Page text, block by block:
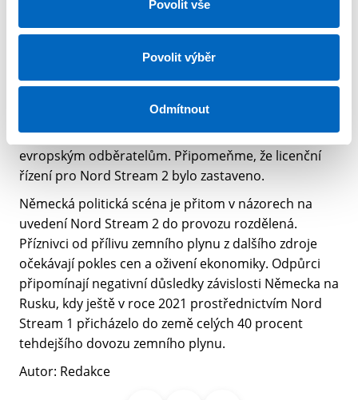
Povolit vše
Povolit výběr
Odmítnout
podnikatelskými subjekty by ruskému zemnímu
plynu znovuotevřelo cestu do Evropy. Procesu by
ovšem muselo předcházet zrušení amerických sankcí
zemního plynu, ochotu EU k nákupům a v neposlední
řadě také povolení německých úřadů jeho distribuce
evropským odběratelům. Připomeňme, že licenční
řízení pro Nord Stream 2 bylo zastaveno.
Německá politická scéna je přitom v názorech na
uvedení Nord Stream 2 do provozu rozdělená.
Příznivci od přílivu zemního plynu z dalšího zdroje
očekávají pokles cen a oživení ekonomiky. Odpůrci
připomínají negativní důsledky závislosti Německa na
Rusku, kdy ještě v roce 2021 prostřednictvím Nord
Stream 1 přicházelo do země celých 40 procent
tehdejšího dovozu zemního plynu.
Autor: Redakce